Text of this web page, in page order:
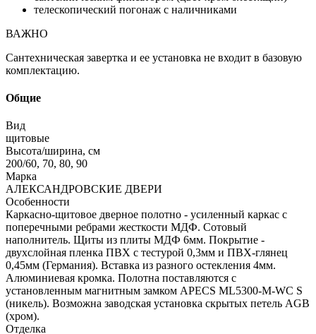
телескопический погонаж с наличниками
ВАЖНО
Сантехническая завертка и ее установка не входит в базовую
комплектацию.
Общие
Вид
щитовые
Высота/ширина, см
200/60, 70, 80, 90
Марка
АЛЕКСАНДРОВСКИЕ ДВЕРИ
Особенности
Каркасно-щитовое дверное полотно - усиленный каркас с
поперечными ребрами жесткости МДФ. Сотовый
наполнитель. Щиты из плиты МДФ 6мм. Покрытие -
двухслойная пленка ПВХ с тестурой 0,3мм и ПВХ-глянец
0,45мм (Германия). Вставка из разного остекления 4мм.
Алюминиевая кромка. Полотна поставляются с
установленным магнитным замком APECS ML5300-M-WC S
(никель). Возможна заводская установка скрытых петель AGB
(хром).
Отделка